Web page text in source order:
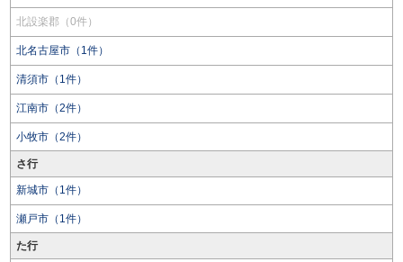
北設楽郡（0件）
北名古屋市（1件）
清須市（1件）
江南市（2件）
小牧市（2件）
さ行
新城市（1件）
瀬戸市（1件）
た行